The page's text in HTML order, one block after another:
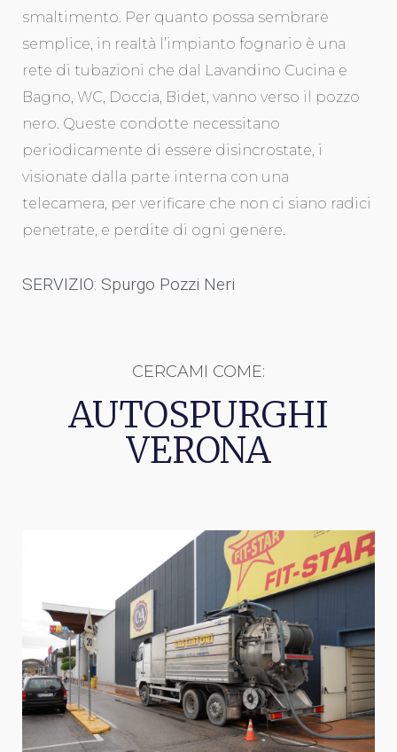
smaltimento. Per quanto possa sembrare
semplice, in realtà l’impianto fognario è una
rete di tubazioni che dal Lavandino Cucina e
Bagno, WC, Doccia, Bidet, vanno verso il pozzo
nero. Queste condotte necessitano
periodicamente di essere disincrostate, i
visionate dalla parte interna con una
telecamera, per verificare che non ci siano radici
penetrate, e perdite di ogni genere.
SERVIZIO: Spurgo Pozzi Neri
CERCAMI COME:
AUTOSPURGHI
VERONA